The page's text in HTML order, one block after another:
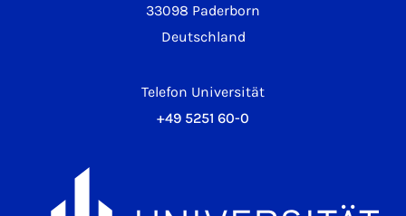
33098 Paderborn
Deutschland
Telefon Universität
+49 5251 60-0